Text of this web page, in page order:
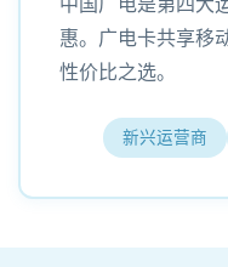
惠。广电卡共享移
性价比之选。
新兴运营商